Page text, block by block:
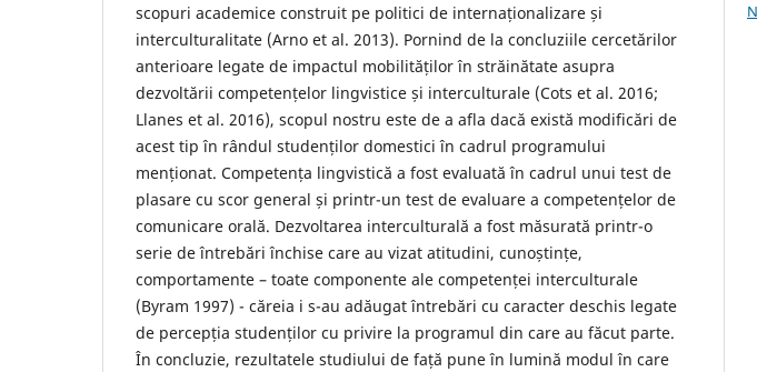
scopuri academice construit pe politici de internaționalizare și
interculturalitate (Arno et al. 2013). Pornind de la concluziile cercetărilor
anterioare legate de impactul mobilităților în străinătate asupra
dezvoltării competențelor lingvistice și interculturale (Cots et al. 2016;
Llanes et al. 2016), scopul nostru este de a afla dacă există modificări de
acest tip în rândul studenților domestici în cadrul programului
menționat. Competența lingvistică a fost evaluată în cadrul unui test de
plasare cu scor general și printr-un test de evaluare a competențelor de
comunicare orală. Dezvoltarea interculturală a fost măsurată printr-o
serie de întrebări închise care au vizat atitudini, cunoștințe,
comportamente – toate componente ale competenței interculturale
(Byram 1997) - căreia i s-au adăugat întrebări cu caracter deschis legate
de percepția studenților cu privire la programul din care au făcut parte.
În concluzie, rezultatele studiului de față pune în lumină modul în care